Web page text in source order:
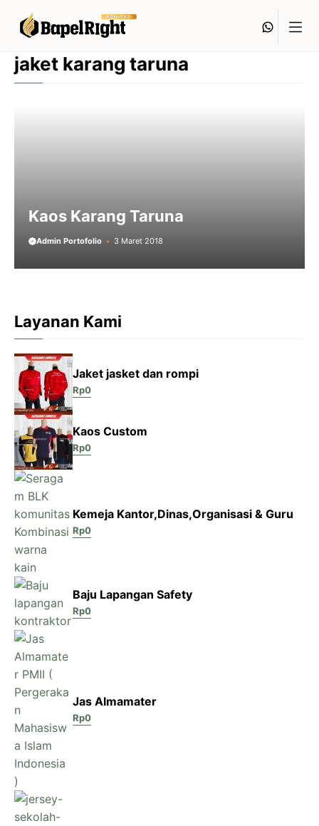
jaket karang taruna
Kaos Karang Taruna
Admin Portofolio 3 Maret 2018
Layanan Kami
Jaket jasket dan rompi
Rp0
Kaos Custom
Rp0
Kemeja Kantor,Dinas,Organisasi & Guru
Rp0
Baju Lapangan Safety
Rp0
Jas Almamater
Rp0